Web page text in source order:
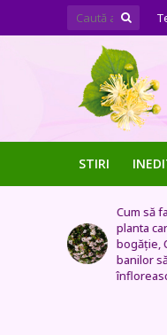
STIRI
casei
colorate
infloresc